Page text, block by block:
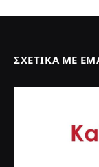
ΣΧΕΤΙΚΆ ΜΕ